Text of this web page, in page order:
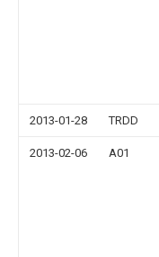
2013-01-28 TRDD
2013-02-06 A01